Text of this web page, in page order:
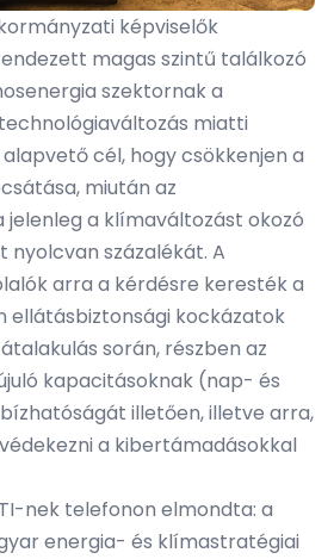
képviselők
magas szintű találkozó
szektornak a
miatti
cél, hogy csökkenjen a
miután az
jelenleg a klímaváltozást okozó
százalékát. A
arra a kérdésre keresték a
ellátásbiztonsági kockázatok
során, részben az
kapacitásoknak (nap- és
illetően, illetve arra,
a kibertámadásokkal
nek telefonon elmondta: a
energia- és klímastratégiai